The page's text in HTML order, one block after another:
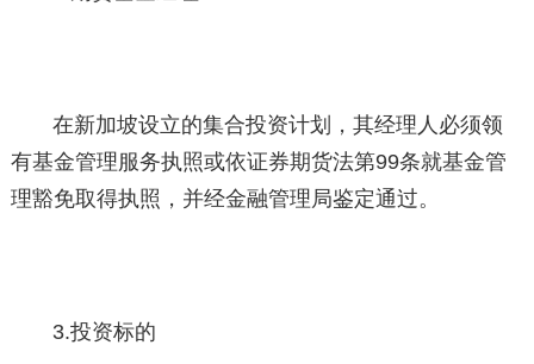
在新加坡设立的集合投资计划，其经理人必须领
有基金管理服务执照或依证券期货法第99条就基金管
理豁免取得执照，并经金融管理局鉴定通过。
3.投资标的